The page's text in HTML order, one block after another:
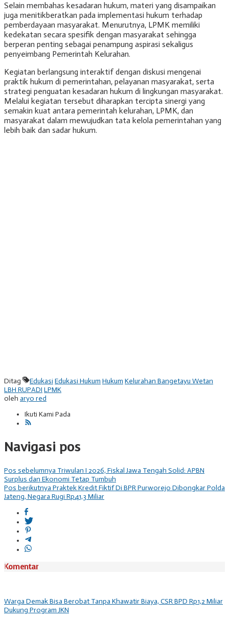
Selain membahas kesadaran hukum, materi yang disampaikan
juga menitikberatkan pada implementasi hukum terhadap
pemberdayaan masyarakat. Menurutnya, LPMK memiliki
kedekatan secara spesifik dengan masyarakat sehingga
berperan penting sebagai penampung aspirasi sekaligus
penyeimbang Pemerintah Kelurahan.
Kegiatan berlangsung interaktif dengan diskusi mengenai
praktik hukum di pemerintahan, pelayanan masyarakat, serta
strategi penguatan kesadaran hukum di lingkungan masyarakat.
Melalui kegiatan tersebut diharapkan tercipta sinergi yang
semakin kuat antara pemerintah kelurahan, LPMK, dan
masyarakat dalam mewujudkan tata kelola pemerintahan yang
lebih baik dan sadar hukum.
Ditag Edukasi Edukasi Hukum Hukum Kelurahan Bangetayu Wetan
LBH RUPADI LPMK
oleh aryo red
Ikuti Kami Pada
Navigasi pos
Pos sebelumnya Triwulan I 2026, Fiskal Jawa Tengah Solid: APBN
Surplus dan Ekonomi Tetap Tumbuh
Pos berikutnya Praktek Kredit Fiktif Di BPR Purworejo Dibongkar Polda
Jateng, Negara Rugi Rp41,3 Miliar
Komentar
Warga Demak Bisa Berobat Tanpa Khawatir Biaya, CSR BPD Rp1,2 Miliar
Dukung Program JKN